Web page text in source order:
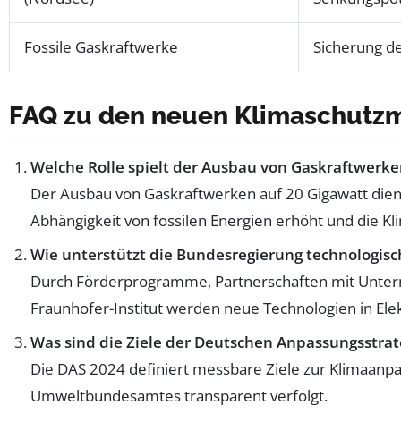
Fossile Gaskraftwerke Sicherung
FAQ zu den neuen
Welche Rolle spielt der Ausbau von
Der Ausbau von Gaskraftwerken auf 20 Gigawatt
Abhängigkeit von fossilen Energien erhöht und die
Wie unterstützt die Bundesregierung
Durch Förderprogramme, Partnerschaften mit
Fraunhofer-Institut werden neue Technologien in
Was sind die Ziele der Deutschen
Die DAS 2024 definiert messbare Ziele zur
Umweltbundesamtes transparent verfolgt.